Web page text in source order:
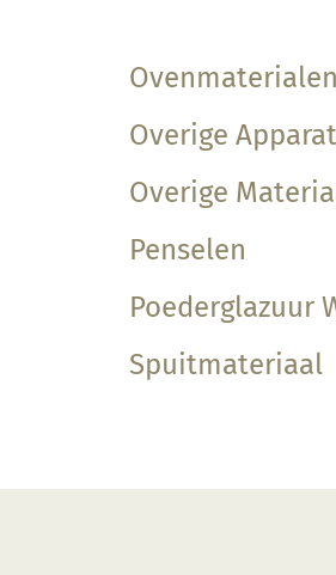
Ovenmaterialen
Overige
Overige
Penselen
Poederglazuur
Spuitmateriaal